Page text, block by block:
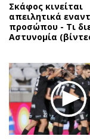
Σκάφος κινείται
απειλητικά
προσώπου - Τι
Αστυνομία